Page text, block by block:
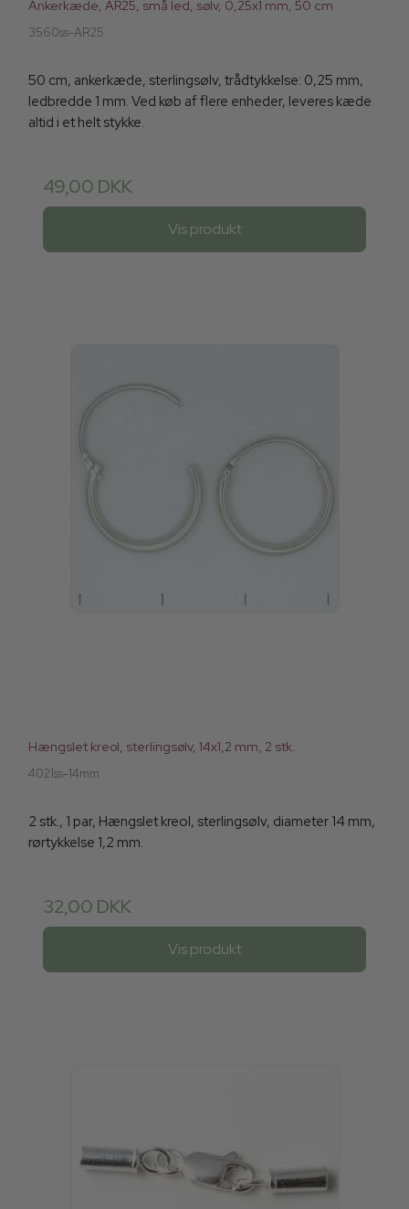
Ankerkæde, AR25, små led, sølv, 0,25x1 mm, 50 cm
3560ss-AR25
50 cm, ankerkæde, sterlingsølv, trådtykkelse: 0,25 mm,
ledbredde 1 mm. Ved køb af flere enheder, leveres kæde
altid i et helt stykke.
49,00 DKK
Vis produkt
Hængslet kreol, sterlingsølv, 14x1,2 mm, 2 stk.
4021ss-14mm
2 stk., 1 par, Hængslet kreol, sterlingsølv, diameter 14 mm,
rørtykkelse 1,2 mm.
32,00 DKK
Vis produkt